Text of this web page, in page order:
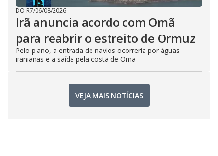
DO R7/06/08/2026
Irã anuncia acordo com Omã
para reabrir o estreito de Ormuz
Pelo plano, a entrada de navios ocorreria por águas
iranianas e a saída pela costa de Omã
VEJA MAIS NOTÍCIAS